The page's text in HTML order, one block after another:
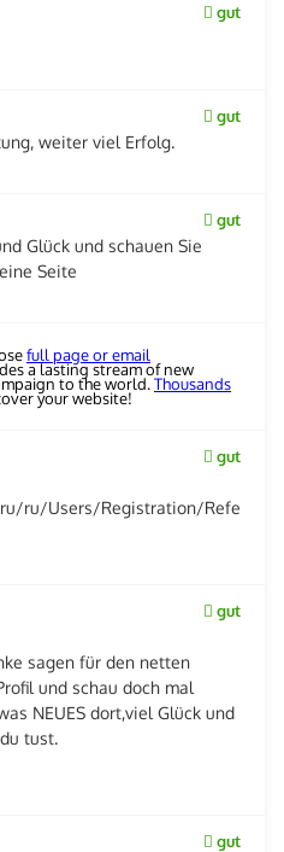
gut
gut
weiter viel Erfolg.
gut
Glück und schauen Sie
Seite
full page or email
a lasting stream of new
to the world.Thousands
your website!
gut
ru/Users/Registration/Refe
gut
sagen für den netten
und schau doch mal
NEUES dort,viel Glück und
tust.
gut